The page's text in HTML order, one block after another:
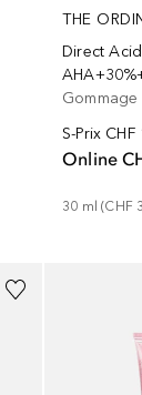
THE
Direct
S-Prix CHF
Online
30 ml (CHF